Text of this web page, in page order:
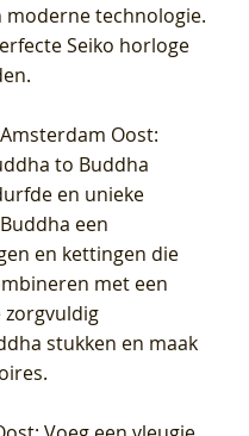
technologie.
Seiko horloge
Oost:
to Buddha
en unieke
een
en kettingen die
met een
zorgvuldig
stukken en maak